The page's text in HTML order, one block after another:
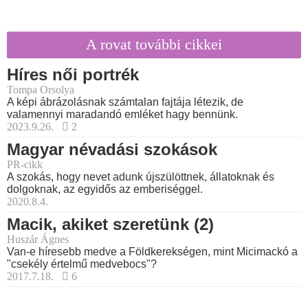
A rovat további cikkei
Híres női portrék
Tompa Orsolya
A képi ábrázolásnak számtalan fajtája létezik, de
valamennyi maradandó emléket hagy bennünk.
2023.9.26.
2
Magyar névadási szokások
PR-cikk
A szokás, hogy nevet adunk újszülöttnek, állatoknak és
dolgoknak, az egyidős az emberiséggel.
2020.8.4.
Macik, akiket szeretünk (2)
Huszár Ágnes
Van-e híresebb medve a Földkerekségen, mint Micimackó a
"csekély értelmű medvebocs"?
2017.7.18.
6